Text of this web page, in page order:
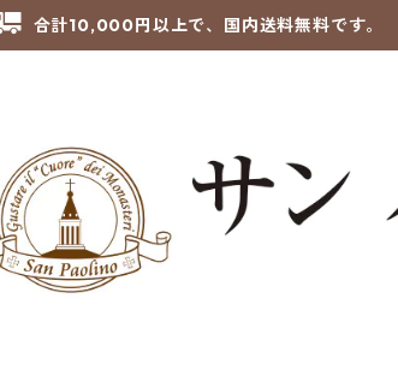
合計10,000円以上で、国内送料無料です。